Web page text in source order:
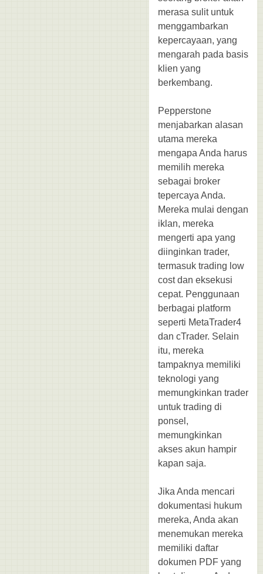
merasa sulit untuk
menggambarkan
kepercayaan, yang
mengarah pada basis
klien yang
berkembang.
Pepperstone
menjabarkan alasan
utama mereka
mengapa Anda harus
memilih mereka
sebagai broker
tepercaya Anda.
Mereka mulai dengan
iklan, mereka
mengerti apa yang
diinginkan trader,
termasuk trading low
cost dan eksekusi
cepat. Penggunaan
berbagai platform
seperti MetaTrader4
dan cTrader. Selain
itu, mereka
tampaknya memiliki
teknologi yang
memungkinkan trader
untuk trading di
ponsel,
memungkinkan
akses akun hampir
kapan saja.
Jika Anda mencari
dokumentasi hukum
mereka, Anda akan
menemukan mereka
memiliki daftar
dokumen PDF yang